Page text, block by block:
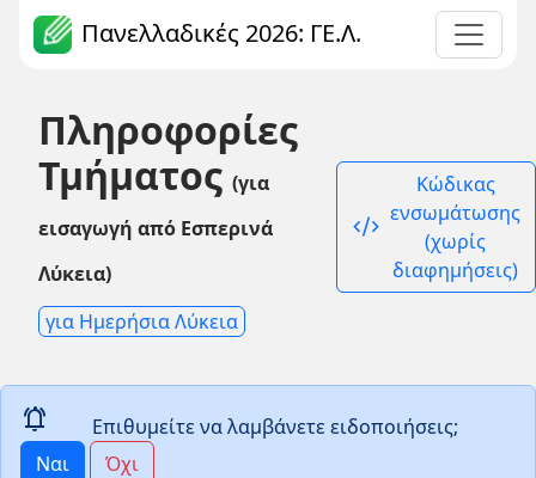
Πανελλαδικές 2026: ΓΕ.Λ.
Πληροφορίες
Τμήματος (για
εισαγωγή από Εσπερινά
Λύκεια)
για Ημερήσια Λύκεια
code_xml
Κώδικας
ενσωμάτωσης
(χωρίς
διαφημήσεις)
notifications_active
Επιθυμείτε να λαμβάνετε ειδοποιήσεις;
Ναι
Όχι